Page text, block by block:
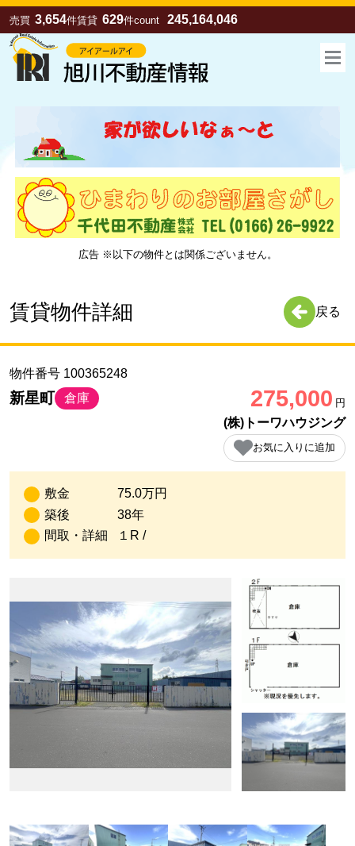
売買 3,654件賃貸 629件count 245,164,046
広告 ※以下の物件とは関係ございません。
賃貸物件詳細 戻る
物件番号 100365248
新星町 倉庫 275,000 円
(株)トーワハウジング
お気に入りに追加
敷金
75.0万円
築後
38年
間取・詳細
１R /